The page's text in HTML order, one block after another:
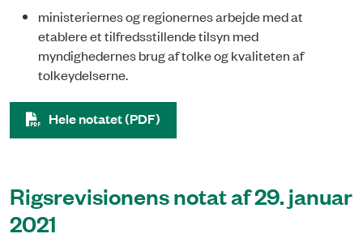
ministeriernes og regionernes arbejde med at
etablere et tilfredsstillende tilsyn med
myndighedernes brug af tolke og kvaliteten af
tolkeydelserne.
Hele notatet (PDF)
Rigsrevisionens notat af 29. januar
2021